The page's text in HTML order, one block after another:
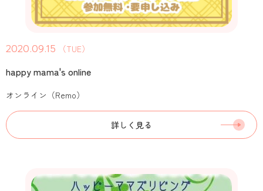
2020.09.15 （TUE）
happy mama's online
オンライン（Remo）
詳しく見る